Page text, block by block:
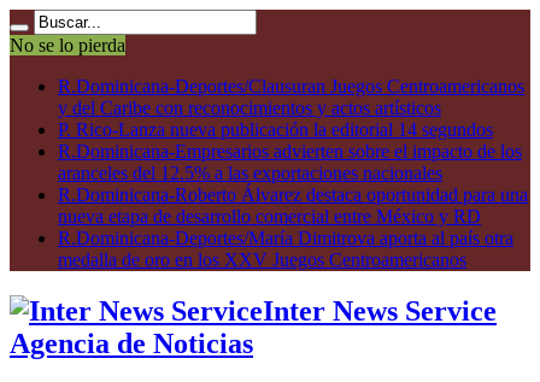
No se lo pierda
R.Dominicana-Deportes/Clausuran Juegos Centroamericanos
y del Caribe con reconocimientos y actos artísticos
P. Rico-Lanza nueva publicación la editorial 14 segundos
R.Dominicana-Empresarios advierten sobre el impacto de los
aranceles del 12.5% a las exportaciones nacionales
R.Dominicana-Roberto Álvarez destaca oportunidad para una
nueva etapa de desarrollo comercial entre México y RD
R.Dominicana-Deportes/María Dimitrova aporta al país otra
medalla de oro en los XXV Juegos Centroamericanos
Inter News Service
Agencia de Noticias